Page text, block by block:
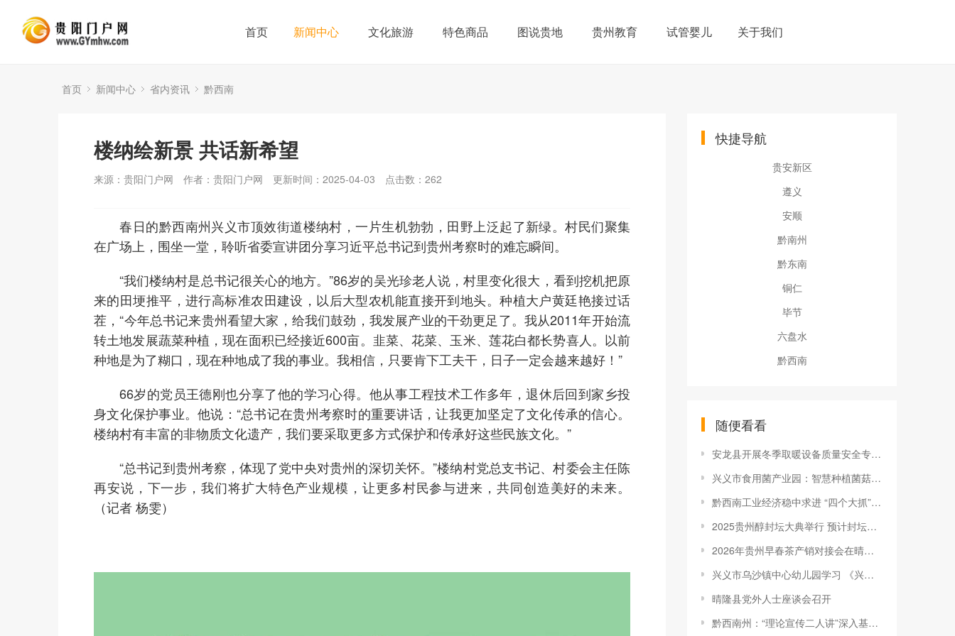
首页 新闻中心 文化旅游 特色商品 图说贵地 贵州教育 试管婴儿 关于我们
首页 新闻中心 省内资讯 黔西南
楼纳绘新景 共话新希望
来源：贵阳门户网 作者：贵阳门户网 更新时间：2025-04-03 点击数： 262
春日的黔西南州兴义市顶效街道楼纳村，一片生机勃勃，田野上泛起了新绿。村民们聚集
在广场上，围坐一堂，聆听省委宣讲团分享习近平总书记到贵州考察时的难忘瞬间。
“我们楼纳村是总书记很关心的地方。”86岁的吴光珍老人说，村里变化很大，看到挖机把原
来的田埂推平，进行高标准农田建设，以后大型农机能直接开到地头。种植大户黄廷艳接过话
茬，“今年总书记来贵州看望大家，给我们鼓劲，我发展产业的干劲更足了。我从2011年开始流
转土地发展蔬菜种植，现在面积已经接近600亩。韭菜、花菜、玉米、莲花白都长势喜人。以前
种地是为了糊口，现在种地成了我的事业。我相信，只要肯下工夫干，日子一定会越来越好！”
66岁的党员王德刚也分享了他的学习心得。他从事工程技术工作多年，退休后回到家乡投
身文化保护事业。他说：“总书记在贵州考察时的重要讲话，让我更加坚定了文化传承的信心。
楼纳村有丰富的非物质文化遗产，我们要采取更多方式保护和传承好这些民族文化。”
“总书记到贵州考察，体现了党中央对贵州的深切关怀。”楼纳村党总支书记、村委会主任陈
再安说，下一步，我们将扩大特色产业规模，让更多村民参与进来，共同创造美好的未来。
（记者 杨雯）
快捷导航
贵安新区
遵义
安顺
黔南州
黔东南
铜仁
毕节
六盘水
黔西南
随便看看
安龙县开展冬季取暖设备质量安全专项检查
兴义市食用菌产业园：智慧种植菌菇 产值破千万元
黔西南工业经济稳中求进 “四个大抓”发力 向新向优提质
2025贵州醇封坛大典举行 预计封坛藏酒50吨
2026年贵州早春茶产销对接会在晴隆举行
兴义市乌沙镇中心幼儿园学习 《兴义市教育系统酒驾醉驾、赌博等违纪违法行为整治行动承诺书》
晴隆县党外人士座谈会召开
黔西南州：“理论宣传二人讲”深入基层 “声”入人心